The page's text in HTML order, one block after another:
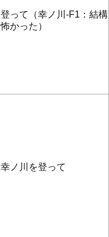
登って（幸ノ川-F1：結構
怖かった）
幸ノ川を登って